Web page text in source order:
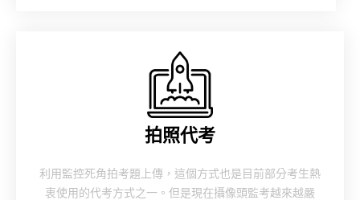
拍照代考
利用監控死角拍考題上傳，這個方式也是目前部分考生熱
衷使用的代考方式之一。但是現在攝像頭監考越來越嚴